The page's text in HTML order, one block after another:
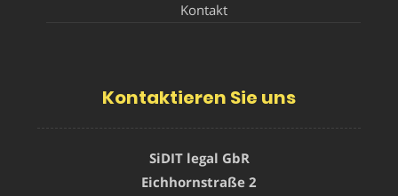
Kontakt
Kontaktieren Sie uns
SiDIT legal GbR
Eichhornstraße 2